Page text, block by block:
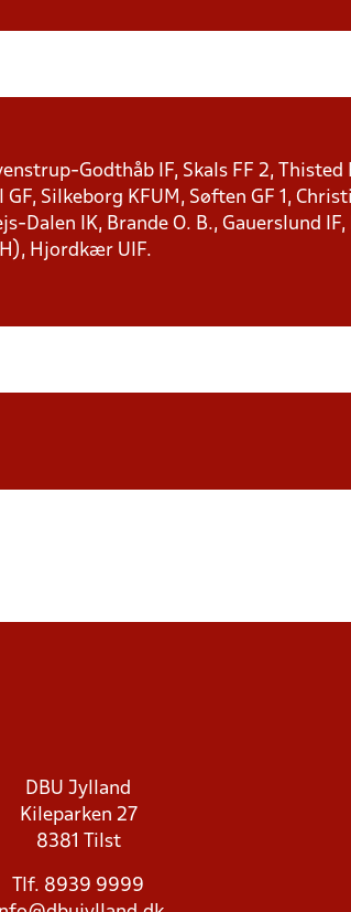
Godthåb IF, Skals FF 2, Thisted
Silkeborg KFUM, Søften GF 1,
Dalen IK, Brande O. B., Gauerslund
Hjordkær UIF.
DBU Jylland
Kileparken 27
8381 Tilst
Tlf. 8939 9999